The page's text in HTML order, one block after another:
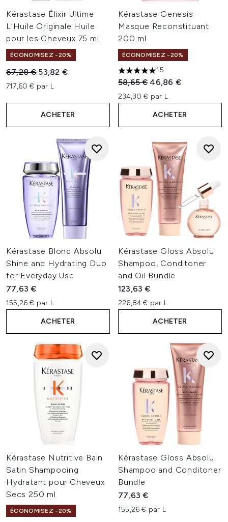
Kérastase Élixir Ultime
L'Huile Originale Huile
pour les Cheveux 75 ml
ÉCONOMISEZ -20%
Prix de vente :
67,28 € Prix ​​actuel :
53,82 €
717,60 € par L
ACHETER
Kérastase Genesis
Masque Reconstituant
200 ml
ÉCONOMISEZ -20%
5 étoiles sur un maximum de
15
Prix de vente :
58,65 € Prix ​​actuel :
46,86 €
234,30 € par L
ACHETER
Kérastase Blond Absolu
Shine and Hydrating Duo
for Everyday Use
77,63 €
155,26 € par L
ACHETER
Kérastase Gloss Absolu
Shampoo, Conditoner
and Oil Bundle
123,63 €
226,84 € par L
ACHETER
Kérastase Nutritive Bain
Satin Shampooing
Hydratant pour Cheveux
Secs 250 ml
ÉCONOMISEZ -20%
Kérastase Gloss Absolu
Shampoo and Conditoner
Bundle
77,63 €
155,26 € par L